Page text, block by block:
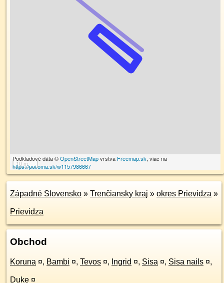
10 m
Podkladové dáta ©OpenStreetMapvrstva Freemap.sk, viac na
https://poi.oma.sk/w1157986667
Západné Slovensko » Trenčiansky kraj » okres Prievidza »
Prievidza
Obchod
Koruna ¤, Bambi ¤, Tevos ¤, Ingrid ¤, Sisa ¤, Sisa nails ¤,
Duke ¤